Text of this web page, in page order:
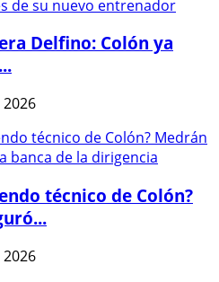
Delfino: Colón ya
2026
técnico de Colón?
2026